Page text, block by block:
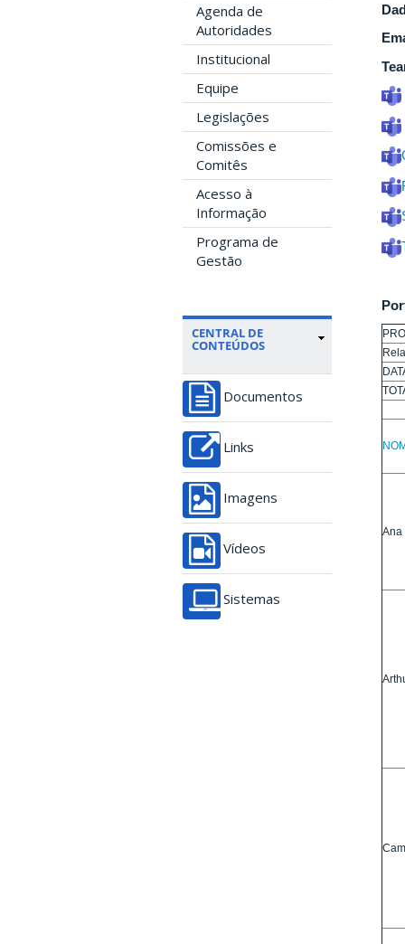
Agenda de
Autoridades
Institucional
Equipe
Legislações
Comissões e
Comitês
Acesso à
Informação
Programa de
Gestão
CENTRAL DE
CONTEÚDOS
Documentos
Links
Imagens
Vídeos
Sistemas
Ana